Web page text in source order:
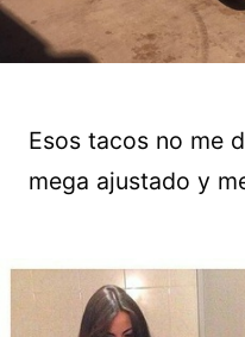
Esos tacos no me
mega ajustado y